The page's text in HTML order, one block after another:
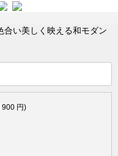
合い美しく映える和モダン
900 円)